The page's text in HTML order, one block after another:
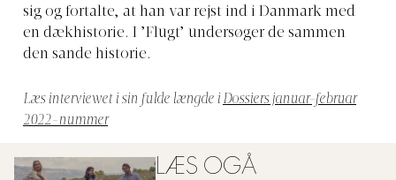
sig og fortalte, at han var rejst ind i Danmark med
en dækhistorie. I ’Flugt’ undersøger de sammen
den sande historie.
Læs interviewet i sin fulde længde i Dossiers januar-februar
2022-nummer
LÆS OGÅ